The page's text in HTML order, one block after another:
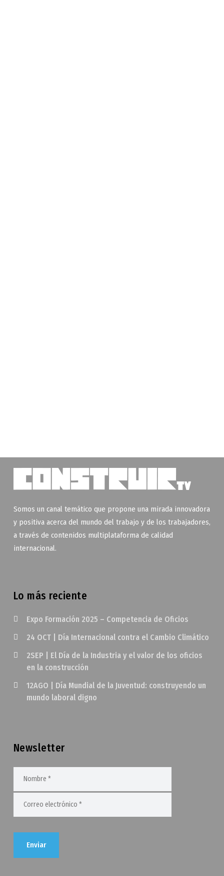
Somos un canal temático que propone una mirada innovadora
y positiva acerca del mundo del trabajo y de los trabajadores,
a través de contenidos multiplataforma de calidad
internacional.
Lo más reciente
Expo Formación 2025 – Competencia de Oficios
24 OCT | Día Internacional contra el Cambio Climático
2SEP | El Día de la Industria y el valor de los oficios
en la construcción
12AGO | Día Mundial de la Juventud: construyendo un
mundo laboral digno
Newsletter